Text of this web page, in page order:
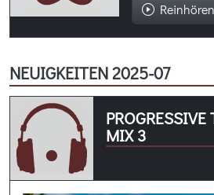
Reinhören
NEUIGKEITEN 2025-07
MIX 3